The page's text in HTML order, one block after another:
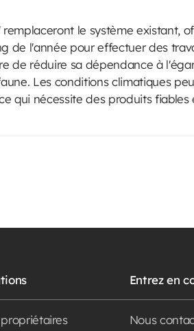
remplaceront le système existant,
de l'année pour effectuer des
de réduire sa dépendance à
Les conditions climatiques
qui nécessite des produits fiables
Entrez en
Nous